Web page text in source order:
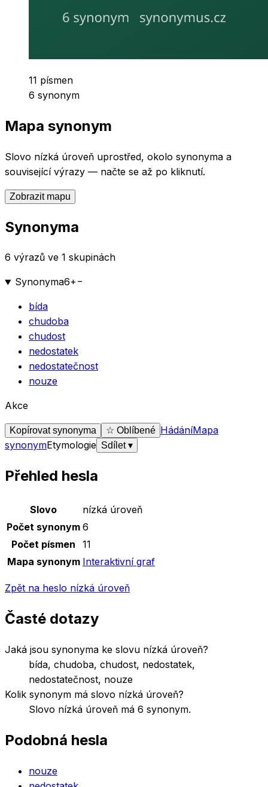
Počet písmen
11 písmen
Počet synonym
6 synonym
Mapa synonym
Slovo nízká úroveň uprostřed, okolo synonyma a
související výrazy — načte se až po kliknutí.
Zobrazit mapu
Synonyma
6 výrazů ve 1 skupinách
Synonyma6+−
bída
chudoba
chudost
nedostatek
nedostatečnost
nouze
Akce
Kopírovat synonyma ☆ Oblíbené HádáníMapa
synonymEtymologie Sdílet▾
Přehled hesla
Základní údaje o slově nízká úroveň
Slovo
nízká úroveň
Počet synonym 6
Počet písmen
11
Mapa synonym Interaktivní graf
Zpět na heslo nízká úroveň
Časté dotazy
Jaká jsou synonyma ke slovu nízká úroveň?
bída, chudoba, chudost, nedostatek,
nedostatečnost, nouze
Kolik synonym má slovo nízká úroveň?
Slovo nízká úroveň má 6 synonym.
Podobná hesla
nouze